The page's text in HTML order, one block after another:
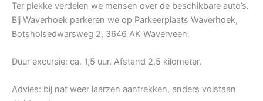
Ter plekke verdelen we mensen over de beschikbare auto’s.
Bij Waverhoek parkeren we op Parkeerplaats Waverhoek,
Botsholsedwarsweg 2, 3646 AK Waverveen.
Duur excursie: ca. 1,5 uur. Afstand 2,5 kilometer.
Advies: bij nat weer laarzen aantrekken, anders volstaan